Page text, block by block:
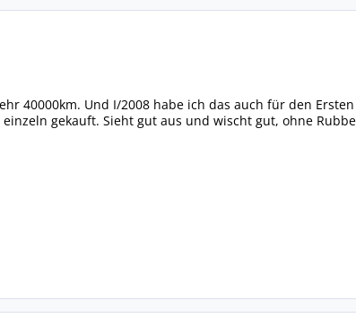
40000km. Und I/2008 habe ich das auch für den
gekauft. Sieht gut aus und wischt gut, ohne